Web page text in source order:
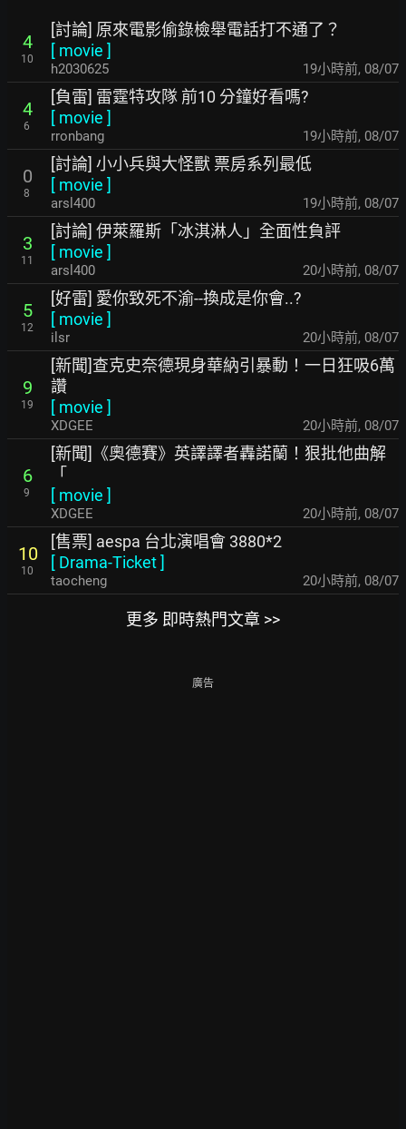
4
10
[討論] 原來電影偷錄檢舉電話打不通了？
[ movie ]
h2030625 19小時前, 08/07
4
6
[負雷] 雷霆特攻隊 前10 分鐘好看嗎?
[ movie ]
rronbang 19小時前, 08/07
0
8
[討論] 小小兵與大怪獸 票房系列最低
[ movie ]
arsl400 19小時前, 08/07
3
11
[討論] 伊萊羅斯「冰淇淋人」全面性負評
[ movie ]
arsl400 20小時前, 08/07
5
12
[好雷] 愛你致死不渝--換成是你會..?
[ movie ]
ilsr 20小時前, 08/07
9
19
[新聞]查克史奈德現身華納引暴動！一日狂吸6萬
讚
[ movie ]
XDGEE 20小時前, 08/07
6
9
[新聞]《奧德賽》英譯譯者轟諾蘭！狠批他曲解
「
[ movie ]
XDGEE 20小時前, 08/07
10
10
[售票] aespa 台北演唱會 3880*2
[ Drama-Ticket]
taocheng 20小時前, 08/07
更多 即時熱門文章 >>
廣告